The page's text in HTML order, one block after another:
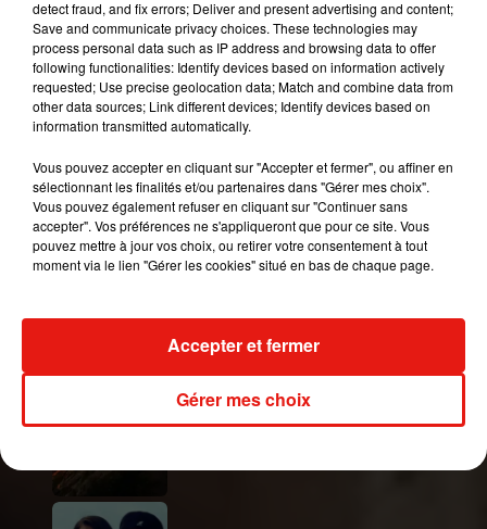
Publié : 5 janvier 2020 à 15h45 par Aurélie AMCN
Ce que nous avons partagé en 2019.
En 2020 on remet ça !#KohLanta#TheVoice
#Sam#Emergence #Magnum#VTEP
#PeurSurLeLac#StarsàNu#LaChansonSecrète
pic.twitter.com/MBkqX5FA7N
— TF1 (@TF1)January 2, 2020
Mundo Latino
son nouvel album… avec des
invités...
Au Guatemala, le volcan de
detect fraud, and fix errors; Deliver and present advertising and content;
Save and communicate privacy choices. These technologies may
process personal data such as IP address and browsing data to offer
following functionalities: Identify devices based on information actively
requested; Use precise geolocation data; Match and combine data from
other data sources; Link different devices; Identify devices based on
information transmitted automatically.
Vous pouvez accepter en cliquant sur "Accepter et fermer", ou affiner en
sélectionnant les finalités et/ou partenaires dans "Gérer mes choix".
Vous pouvez également refuser en cliquant sur "Continuer sans
accepter". Vos préférences ne s'appliqueront que pour ce site. Vous
pouvez mettre à jour vos choix, ou retirer votre consentement à tout
moment via le lien "Gérer les cookies" situé en bas de chaque page.
Gérer mes choix
Accepter et fermer